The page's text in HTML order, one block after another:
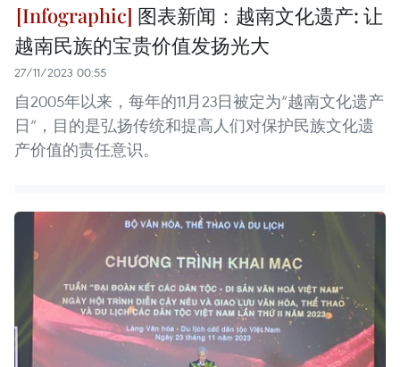
图表新闻：越南文化遗产: 让
越南民族的宝贵价值发扬光大
27/11/2023 00:55
自2005年以来，每年的11月23日被定为“越南文化遗产
日”，目的是弘扬传统和提高人们对保护民族文化遗
产价值的责任意识。